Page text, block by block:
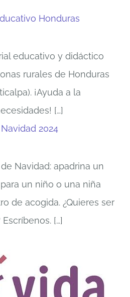
Honduras
educativo y didáctico
rurales de Honduras
¡Ayuda a la
[…]
2024
Navidad: apadrina un
un niño o una niña
de acogida. ¿Quieres ser
[…]